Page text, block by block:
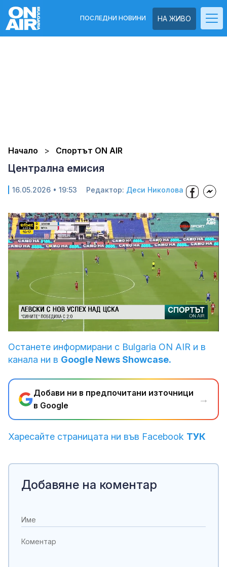
НА ЖИВО
ПОСЛЕДНИ НОВИНИ
Начало Спортът ON AIR
Централна емисия
16.05.2026 • 19:53 Редактор: Деси Николова
Loaded
26.80%
Останете информирани с Bulgaria ON AIR и в
канала ни в Google News Showcase.
Добави ни в предпочитани източници
в Google
→
Харесайте страницата ни във Facebook ТУК
Добавяне на коментар